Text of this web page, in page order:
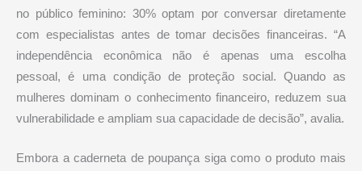
no público feminino: 30% optam por conversar diretamente
com especialistas antes de tomar decisões financeiras. “A
independência econômica não é apenas uma escolha
pessoal, é uma condição de proteção social. Quando as
mulheres dominam o conhecimento financeiro, reduzem sua
vulnerabilidade e ampliam sua capacidade de decisão”, avalia.
Embora a caderneta de poupança siga como o produto mais